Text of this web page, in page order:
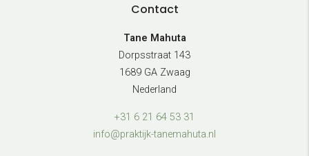
Contact
Tane Mahuta
Dorpsstraat 143
1689 GA Zwaag
Nederland
+31 6 21 64 53 31
info@praktijk-tanemahuta.nl